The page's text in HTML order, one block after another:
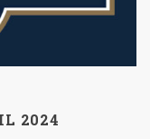
2024